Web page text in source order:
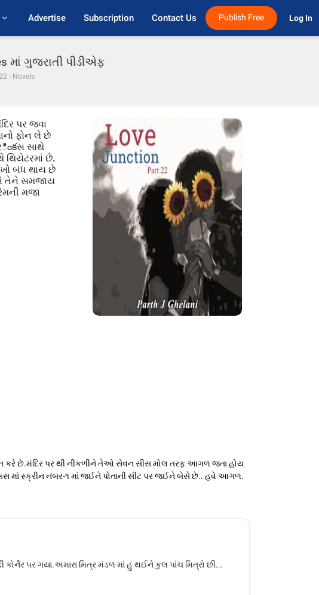
Advertise Subscription Contact Us Publish Free Log In
માં ગુજરાતી પીડીએફ
- Novels
પર જવા
ફોન લે છે
સાથે
થિયેટરમાં છે.
બંધ થાય છે
તેને સમજાય
મજા
કરે છે.મંદિર પર થી નીકળીને તેઓ સેવન સીસ મોલ તરફ આગળ જતા હોય
માં સ્ક્રીન નંબર-૧ માં જઈને પોતાની સીટ પર જઈને બેસે છે.. હવે આગળ.
પર ગયા.અમારા મિત્ર મંડળ માં હું થઈને કુલ પાંચ મિત્રો છી...